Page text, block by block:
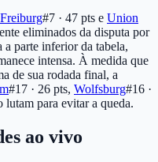
#7 · 47 pts e Union
eliminados da disputa por
a parte inferior da tabela,
intensa. À medida que
de sua rodada final, a
#17 · 26 pts, Wolfsburg#16 ·
lutam para evitar a queda.
ao vivo